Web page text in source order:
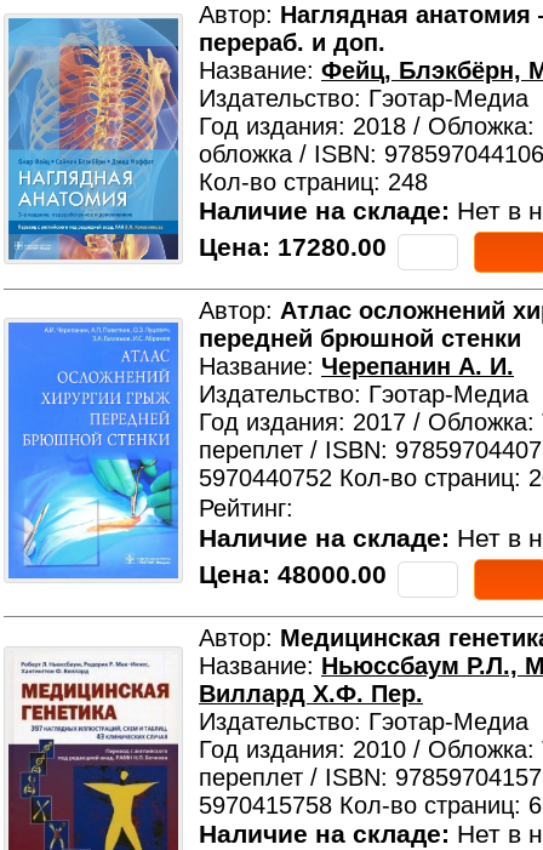
Автор: Наглядная
перераб. и доп.
Название: Фейц, Блэкбёрн,
Издательство: Гэотар-Медиа
Год издания: 2018 / Обложка:
обложка / ISBN:
Кол-во страниц: 248
Наличие на складе: Нет в
Цена: 17280.00
Автор: Атлас осложнений
передней брюшной стенки
Название: Черепанин А. И.
Издательство: Гэотар-Медиа
Год издания: 2017 /
переплет / ISBN:
5970440752 Кол-во страниц:
Рейтинг:
Наличие на складе: Нет в
Цена: 48000.00
Автор: Медицинская
Название: Ньюссбаум Р.Л.,
Виллард Х.Ф. Пер.
Издательство: Гэотар-Медиа
Год издания: 2010 /
переплет / ISBN:
5970415758 Кол-во страниц:
Наличие на складе: Нет в